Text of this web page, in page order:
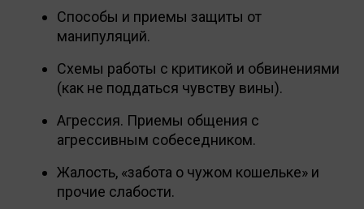
Способы и приемы защиты от
манипуляций.
Схемы работы с критикой и обвинениями
(как не поддаться чувству вины).
Агрессия. Приемы общения с
агрессивным собеседником.
Жалость, «забота о чужом кошельке» и
прочие слабости.